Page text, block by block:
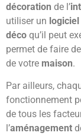
décoration de l’
utiliser un logiciel
déco qu’il peut
permet de faire
de votre maison.
Par ailleurs,
fonctionnement
de tous les
l’aménagement